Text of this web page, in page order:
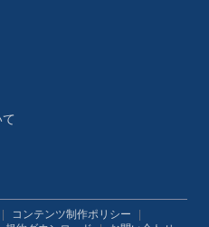
| コンテンツ制作ポリシー
|